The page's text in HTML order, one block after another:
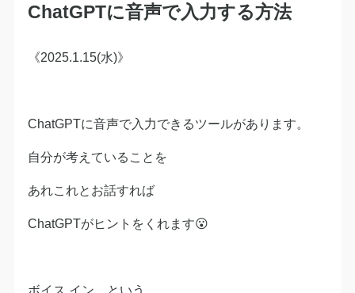
ChatGPTに音声で入力する方法
《2025.1.15(水)》
ChatGPTに音声で入力できるツールがあります。
自分が考えていることを
あれこれとお話すれば
ChatGPTがヒントをくれます😮
ボイス イン という